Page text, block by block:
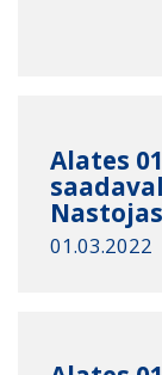
Alates
01.03.2022